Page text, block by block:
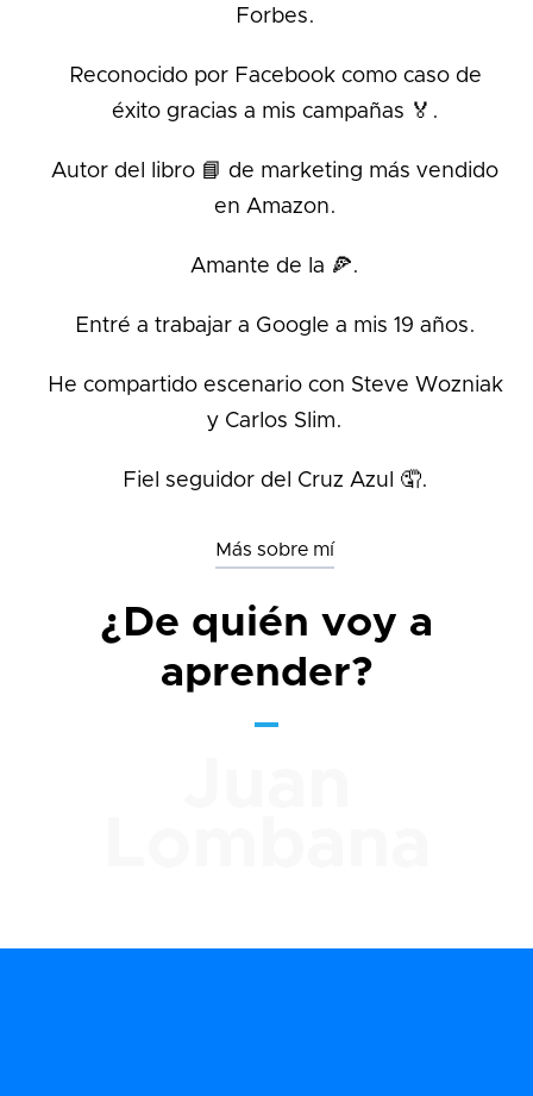
¿De quién voy a
aprender?
Forbes.
Reconocido por Facebook como caso de
éxito gracias a mis campañas 🏅.
Autor del libro 📘 de marketing más vendido
en Amazon.
Amante de la 🍕.
Entré a trabajar a Google a mis 19 años.
He compartido escenario con Steve Wozniak
y Carlos Slim.
Fiel seguidor del Cruz Azul 🤦.
Más sobre mí